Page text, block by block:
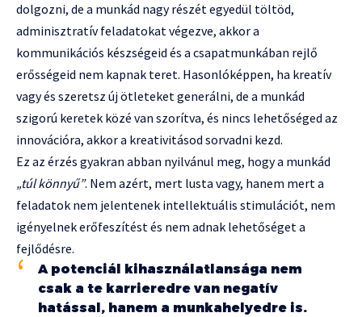
dolgozni, de a munkád nagy részét egyedül töltöd,
adminisztratív feladatokat végezve, akkor a
kommunikációs készségeid és a csapatmunkában rejlő
erősségeid nem kapnak teret. Hasonlóképpen, ha kreatív
vagy és szeretsz új ötleteket generálni, de a munkád
szigorú keretek közé van szorítva, és nincs lehetőséged az
innovációra, akkor a kreativitásod sorvadni kezd.
Ez az érzés gyakran abban nyilvánul meg, hogy a munkád
„túl könnyű”. Nem azért, mert lusta vagy, hanem mert a
feladatok nem jelentenek intellektuális stimulációt, nem
igényelnek erőfeszítést és nem adnak lehetőséget a
fejlődésre.
A potenciál kihasználatlansága nem
csak a te karrieredre van negatív
hatással, hanem a munkahelyedre is.